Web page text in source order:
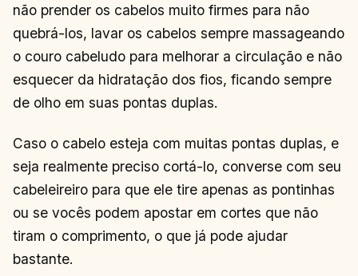
não prender os cabelos muito firmes para não
quebrá-los, lavar os cabelos sempre massageando
o couro cabeludo para melhorar a circulação e não
esquecer da hidratação dos fios, ficando sempre
de olho em suas pontas duplas.
Caso o cabelo esteja com muitas pontas duplas, e
seja realmente preciso cortá-lo, converse com seu
cabeleireiro para que ele tire apenas as pontinhas
ou se vocês podem apostar em cortes que não
tiram o comprimento, o que já pode ajudar
bastante.